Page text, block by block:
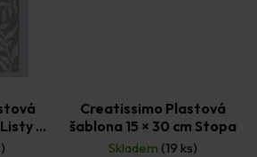
na
Creatissimo Plastová
šablona 15 × 30 cm Stopa
Skladem (19 ks)